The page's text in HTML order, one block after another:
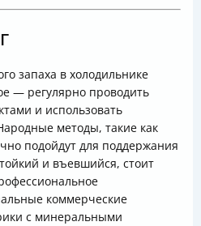
запаха в холодильнике
— регулярно проводить
и использовать
методы, такие как
подойдут для поддержания
и въевшийся, стоит
коммерческие
с минеральными